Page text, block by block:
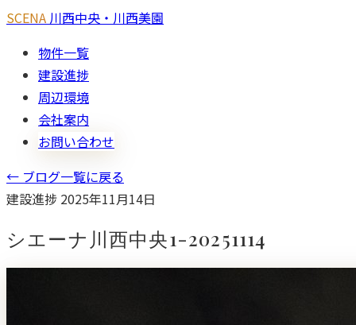
SCENA 川西中央・川西美園
物件一覧
建設進捗
周辺環境
会社案内
お問い合わせ
← ブログ一覧に戻る
建設進捗 2025年11月14日
シエーナ川西中央1-20251114